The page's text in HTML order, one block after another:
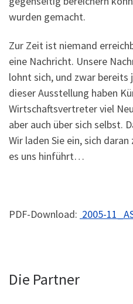
wurden gemacht.
Zur Zeit ist niemand
eine Nachricht. Unsere
lohnt sich, und zwar
dieser Ausstellung haben
Wirtschaftsvertreter viel
aber auch über sich selbst.
Wir laden Sie ein, sich
es uns hinführt…
PDF-Download: 2005-
Die Partner